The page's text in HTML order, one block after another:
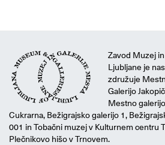
Zavod Muzej
Ljubljane je
združuje
Galerijo
Mestno
Cukrarna, Bežigrajsko galerijo 1,
001 in Tobačni muzej v Kulturnem centru
Plečnikovo hišo v Trnovem.